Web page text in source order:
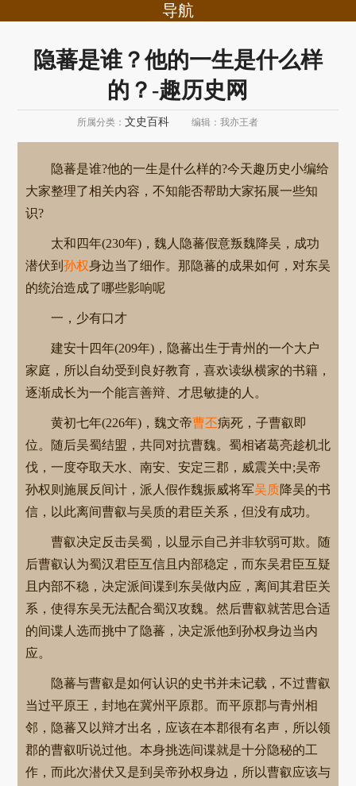
导航
隐蕃是谁？他的一生是什么样
的？-趣历史网
所属分类：文史百科 编辑：我亦王者
隐蕃是谁?他的一生是什么样的?今天趣历史小编给
大家整理了相关内容，不知能否帮助大家拓展一些知
识?
太和四年(230年)，魏人隐蕃假意叛魏降吴，成功
潜伏到 孙权身边当了细作。那隐蕃的成果如何，对东吴
的统治造成了哪些影响呢
一，少有口才
建安十四年(209年)，隐蕃出生于青州的一个大户
家庭，所以自幼受到良好教育，喜欢读纵横家的书籍，
逐渐成长为一个能言善辩、才思敏捷的人。
黄初七年(226年)，魏文帝曹丕病死，子曹叡即
位。随后吴蜀结盟，共同对抗曹魏。蜀相诸葛亮趁机北
伐，一度夺取天水、南安、安定三郡，威震关中;吴帝
孙权则施展反间计，派人假作魏振威将军吴质降吴的书
信，以此离间曹叡与吴质的君臣关系，但没有成功。
曹叡决定反击吴蜀，以显示自己并非软弱可欺。随
后曹叡认为蜀汉君臣互信且内部稳定，而东吴君臣互疑
且内部不稳，决定派间谍到东吴做内应，离间其君臣关
系，使得东吴无法配合蜀汉攻魏。然后曹叡就苦思合适
的间谍人选而挑中了隐蕃，决定派他到孙权身边当内
应。
隐蕃与曹叡是如何认识的史书并未记载，不过曹叡
当过平原王，封地在冀州平原郡。而平原郡与青州相
邻，隐蕃又以辩才出名，应该在本郡很有名声，所以领
郡的曹叡听说过他。本身挑选间谍就是十分隐秘的工
作，而此次潜伏又是到吴帝孙权身边，所以曹叡应该与